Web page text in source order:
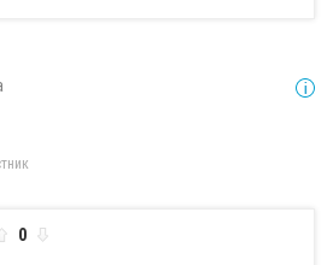
0